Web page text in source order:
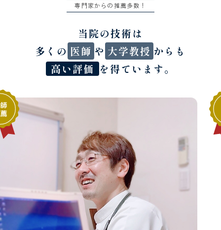
専門家からの推薦多数！
当院の技術は
多くの 医師 や 大学教授 からも
高い評価 を得ています。